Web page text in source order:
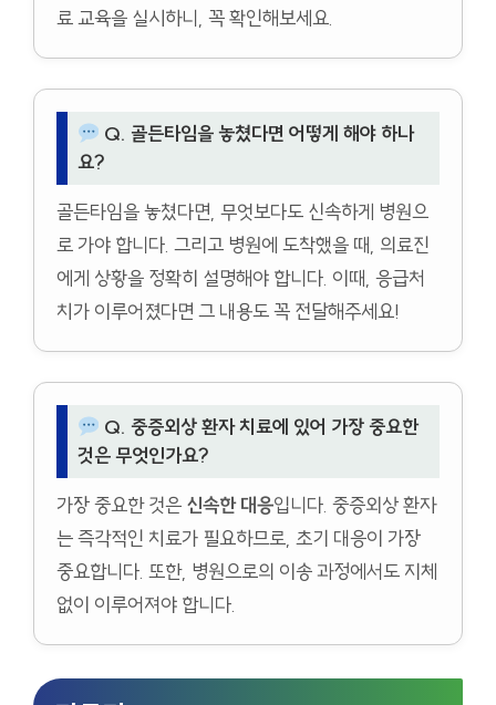
료 교육을 실시하니, 꼭 확인해보세요.
Q. 골든타임을 놓쳤다면 어떻게 해야 하나
요?
골든타임을 놓쳤다면, 무엇보다도 신속하게 병원으
로 가야 합니다. 그리고 병원에 도착했을 때, 의료진
에게 상황을 정확히 설명해야 합니다. 이때, 응급처
치가 이루어졌다면 그 내용도 꼭 전달해주세요!
Q. 중증외상 환자 치료에 있어 가장 중요한
것은 무엇인가요?
가장 중요한 것은 신속한 대응입니다. 중증외상 환자
는 즉각적인 치료가 필요하므로, 초기 대응이 가장
중요합니다. 또한, 병원으로의 이송 과정에서도 지체
없이 이루어져야 합니다.